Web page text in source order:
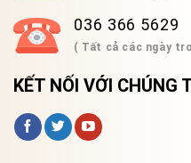
036 366 5629
( Tất cả các ngày
KẾT NỐI VỚI CHÚNG